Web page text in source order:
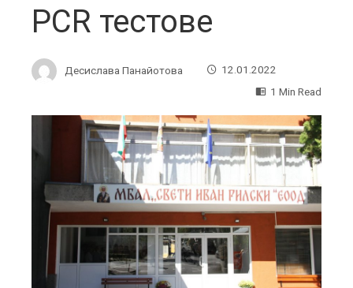
PCR тестове
Десислава Панайотова
12.01.2022
1 Min Read